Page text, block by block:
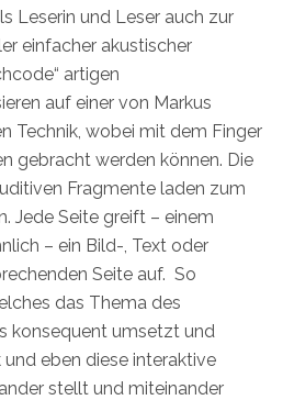
Leserin und Leser auch zur
einfacher akustischer
artigen
auf einer von Markus
Technik, wobei mit dem Finger
gebracht werden können. Die
Fragmente laden zum
Jede Seite greift – einem
– ein Bild-, Text oder
Seite auf. So
das Thema des
konsequent umsetzt und
und eben diese interaktive
stellt und miteinander